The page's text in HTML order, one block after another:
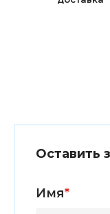
Оставить
Имя*